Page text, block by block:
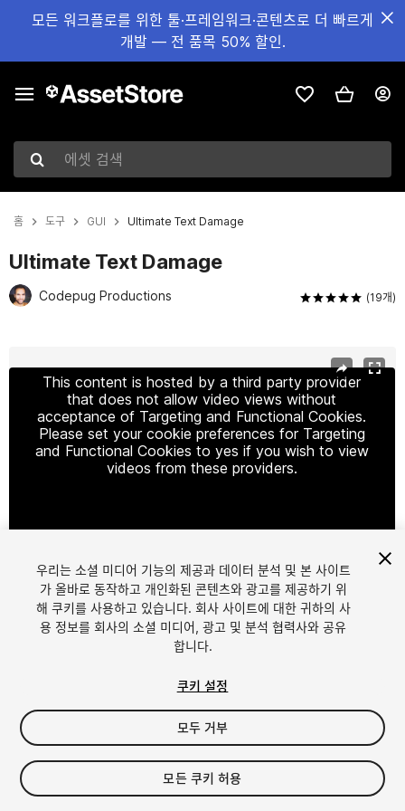
모든 워크플로를 위한 툴·프레임워크·콘텐츠로 더 빠르게
개발 — 전 품목 50% 할인.
에셋 검색
홈 도구 GUI Ultimate Text Damage
Ultimate Text Damage
Codepug Productions (19개)
This content is hosted by a third party provider
that does not allow video views without
acceptance of Targeting and Functional Cookies.
Please set your cookie preferences for Targeting
and Functional Cookies to yes if you wish to view
videos from these providers.
1/7
$9.49
Seat
우리는 소셜 미디어 기능의 제공과 데이터 분석 및 본 사이트
가 올바로 동작하고 개인화된 콘텐츠와 광고를 제공하기 위
해 쿠키를 사용하고 있습니다. 회사 사이트에 대한 귀하의 사
용 정보를 회사의 소셜 미디어, 광고 및 분석 협력사와 공유
합니다.
쿠키 설정
모두 거부
모든 쿠키 허용